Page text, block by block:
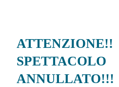
ATTENZIONE!!
SPETTACOLO
ANNULLATO!!!